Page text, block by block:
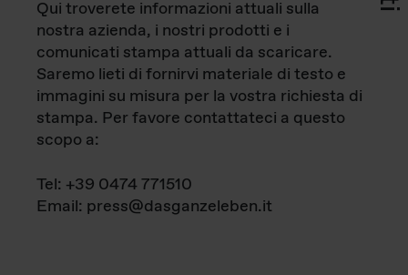
Qui troverete informazioni attuali sulla
nostra azienda, i nostri prodotti e i
comunicati stampa attuali da scaricare.
Saremo lieti di fornirvi materiale di testo e
immagini su misura per la vostra richiesta di
stampa. Per favore contattateci a questo
scopo a:
Tel: +39 0474 771510
Email: press@dasganzeleben.it